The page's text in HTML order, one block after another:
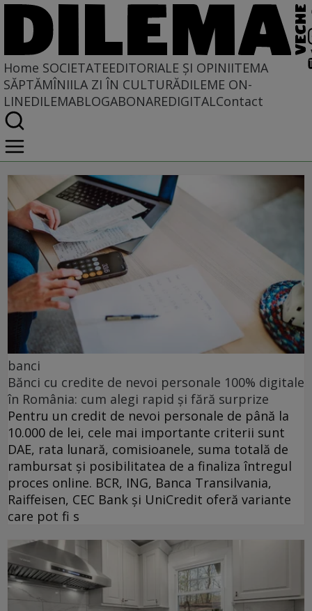
Home SOCIETATEEDITORIALE ȘI OPINIITEMA
SĂPTĂMÎNIILA ZI ÎN CULTURĂDILEME ON-
LINEDILEMABLOGABONAREDIGITALContact
Societate
banci
Bănci cu credite de nevoi personale 100% digitale
în România: cum alegi rapid și fără surprize
Pentru un credit de nevoi personale de până la
10.000 de lei, cele mai importante criterii sunt
DAE, rata lunară, comisioanele, suma totală de
rambursat și posibilitatea de a finaliza întregul
proces online. BCR, ING, Banca Transilvania,
Raiffeisen, CEC Bank și UniCredit oferă variante
care pot fi s